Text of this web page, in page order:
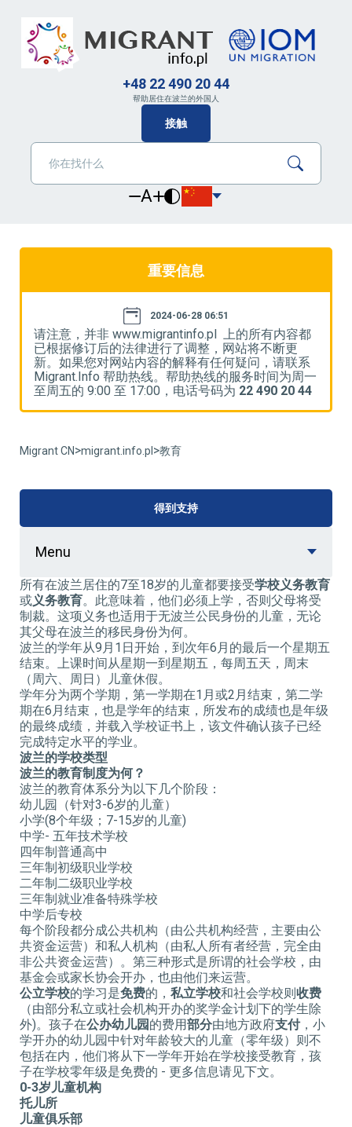
+48 22 490 20 44
帮助居住在波兰的外国人
接触
A
重要信息
2024-06-28 06:51
请注意，并非 www.migrantinfo.pl 上的所有内容都
已根据修订后的法律进行了调整，网站将不断更
新。如果您对网站内容的解释有任何疑问，请联系
Migrant.Info 帮助热线。帮助热线的服务时间为周一
至周五的 9:00 至 17:00，电话号码为 22 490 20 44
Migrant CN>migrant.info.pl >教育
得到支持
Menu
所有在波兰居住的7至18岁的儿童都要接受学校义务教育
或义务教育。此意味着，他们必须上学，否则父母将受
制裁。这项义务也适用于无波兰公民身份的儿童，无论
其父母在波兰的移民身份为何。
波兰的学年从9月1日开始，到次年6月的最后一个星期五
结束。上课时间从星期一到星期五，每周五天，周末
（周六、周日）儿童休假。
学年分为两个学期，第一学期在1月或2月结束，第二学
期在6月结束，也是学年的结束，所发布的成绩也是年级
的最终成绩，并载入学校证书上，该文件确认孩子已经
完成特定水平的学业。
波兰的学校类型
波兰的教育制度为何？
波兰的教育体系分为以下几个阶段：
幼儿园（针对3-6岁的儿童）
小学(8个年级；7-15岁的儿童)
中学- 五年技术学校
四年制普通高中
三年制初级职业学校
二年制二级职业学校
三年制就业准备特殊学校
中学后专校
每个阶段都分成公共机构（由公共机构经营，主要由公
共资金运营）和私人机构（由私人所有者经营，完全由
非公共资金运营）。第三种形式是所谓的社会学校，由
基金会或家长协会开办，也由他们来运营。
公立学校的学习是免费的， 私立学校和社会学校则收费
（由部分私立或社会机构开办的奖学金计划下的学生除
外)。孩子在公办幼儿园 的费用部分由地方政府支付，小
学开办的幼儿园中针对年龄较大的儿童（零年级）则不
包括在内，他们将从下一学年开始在学校接受教育，孩
子在学校零年级是免费的 - 更多信息请见下文。
0-3岁儿童机构
托儿所
儿童俱乐部